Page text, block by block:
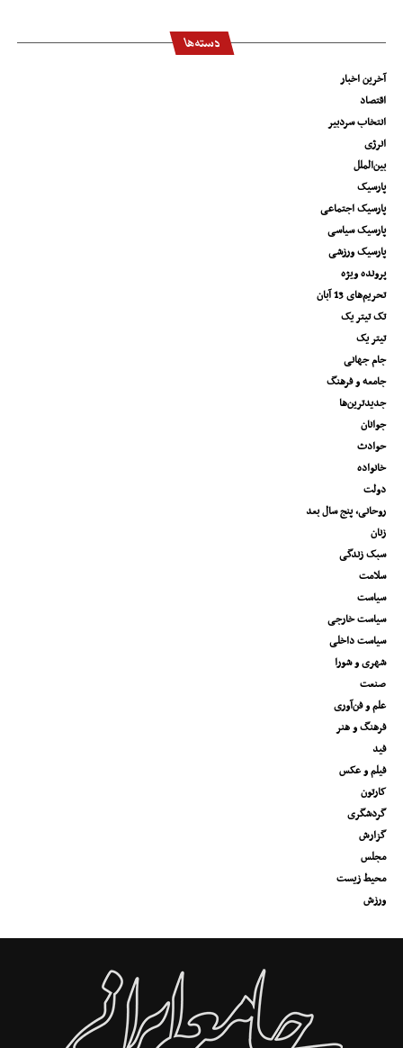
دسته‌ها
آخرین اخبار
اقتصاد
انتخاب سردبیر
انرژی
بین‌الملل
پارسیک
پارسیک اجتماعی
پارسیک سیاسی
پارسیک ورزشی
پرونده ویژه
تحریم‌های 13 آبان
تک تیتر یک
تیتر یک
جام جهانی
جامعه و فرهنگ
جدیدترین‌ها
جوانان
حوادث
خانواده
دولت
روحانی، پنج سال بعد
زنان
سبک زندگی
سلامت
سیاست
سیاست خارجی
سیاست داخلی
شهری و شورا
صنعت
علم و فن‌آوری
فرهنگ و هنر
فید
فیلم و عکس
کارتون
گردشگری
گزارش
مجلس
محیط زیست
ورزش